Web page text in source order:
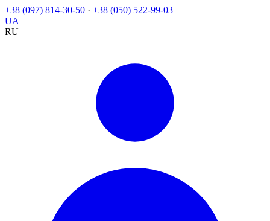
+38 (097) 814-30-50 · +38 (050) 522-99-03
UA
RU